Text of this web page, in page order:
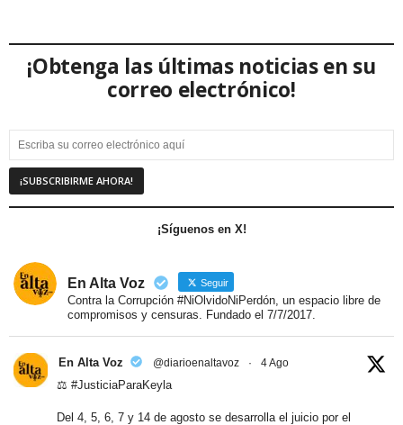
¡Obtenga las últimas noticias en su
correo electrónico!
¡Síguenos en X!
En Alta Voz Seguir
Contra la Corrupción #NiOlvidoNiPerdón, un espacio libre de
compromisos y censuras. Fundado el 7/7/2017.
En Alta Voz @diarioenaltavoz · 4 Ago
⚖️ #JusticiaParaKeyla
Del 4, 5, 6, 7 y 14 de agosto se desarrolla el juicio por el